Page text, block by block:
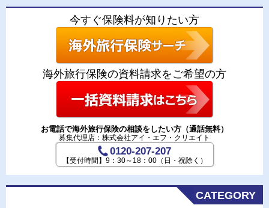
今すぐ保険料が知りたい方
海外旅行保険の資料請求をご希望の方
お電話で海外旅行保険の相談をしたい方（通話無料）
募集代理店：株式会社アイ・エフ・クリエイト
0120-207-207
【受付時間】9：30～18：00（日・祝除く）
CATEGORY